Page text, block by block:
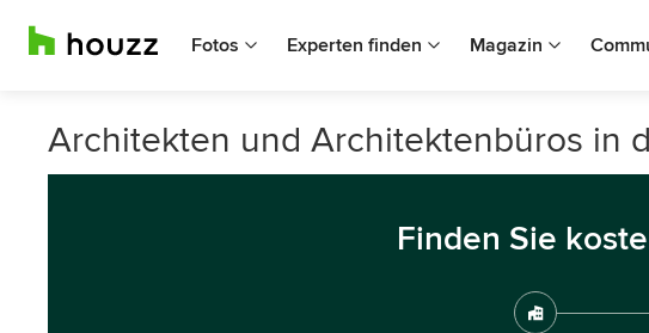
Fotos Experten finden Magazin
Architekten und Architektenbüros in
Finden Sie